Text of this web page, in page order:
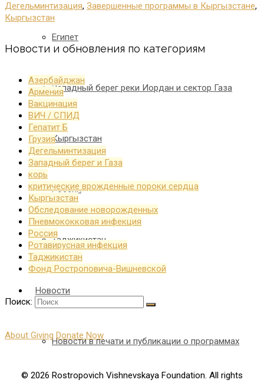
Египет
Западный берег реки Иордан и сектор Газа
Кыргызстан
Россия
Таджикистан
Новости
Новости в печати и публикации о программах
Дегельминтизация, Завершенные программы в Кыргызстане,
Кыргызстан
Новости и обновления по категориям
Азербайджан
Армения
Вакцинация
ВИЧ / СПИД
Гепатит Б
Грузия
Дегельминтизация
Западный берег и Газа
корь
критические врожденные пороки сердца
Кыргызстан
Обследование новорожденных
Пневмококковая инфекция
Россия
Ротавирусная инфекция
Таджикистан
Фонд Ростроповича-Вишневской
Поиск:
About Giving Donate Now
© 2026 Rostropovich Vishnevskaya Foundation. All rights